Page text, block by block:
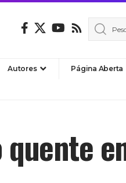
Autores Página Aberta
quente